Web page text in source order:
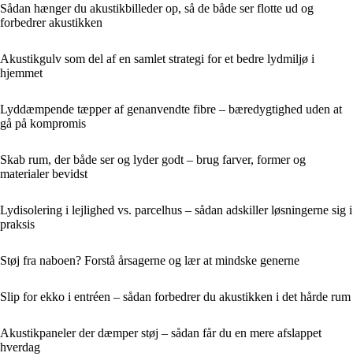
Sådan hænger du akustikbilleder op, så de både ser flotte ud og
forbedrer akustikken
Akustikgulv som del af en samlet strategi for et bedre lydmiljø i
hjemmet
Lyddæmpende tæpper af genanvendte fibre – bæredygtighed uden at
gå på kompromis
Skab rum, der både ser og lyder godt – brug farver, former og
materialer bevidst
Lydisolering i lejlighed vs. parcelhus – sådan adskiller løsningerne sig i
praksis
Støj fra naboen? Forstå årsagerne og lær at mindske generne
Slip for ekko i entréen – sådan forbedrer du akustikken i det hårde rum
Akustikpaneler der dæmper støj – sådan får du en mere afslappet
hverdag